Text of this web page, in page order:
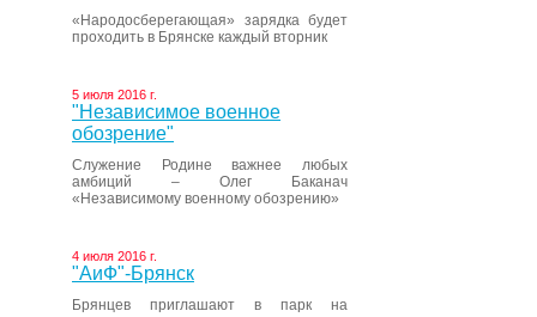
«Народосберегающая» зарядка будет
проходить в Брянске каждый вторник
5 июля 2016 г.
"Независимое военное
обозрение"
Служение Родине важнее любых
амбиций – Олег Баканач
«Независимому военному обозрению»
4 июля 2016 г.
"АиФ"-Брянск
Брянцев приглашают в парк на